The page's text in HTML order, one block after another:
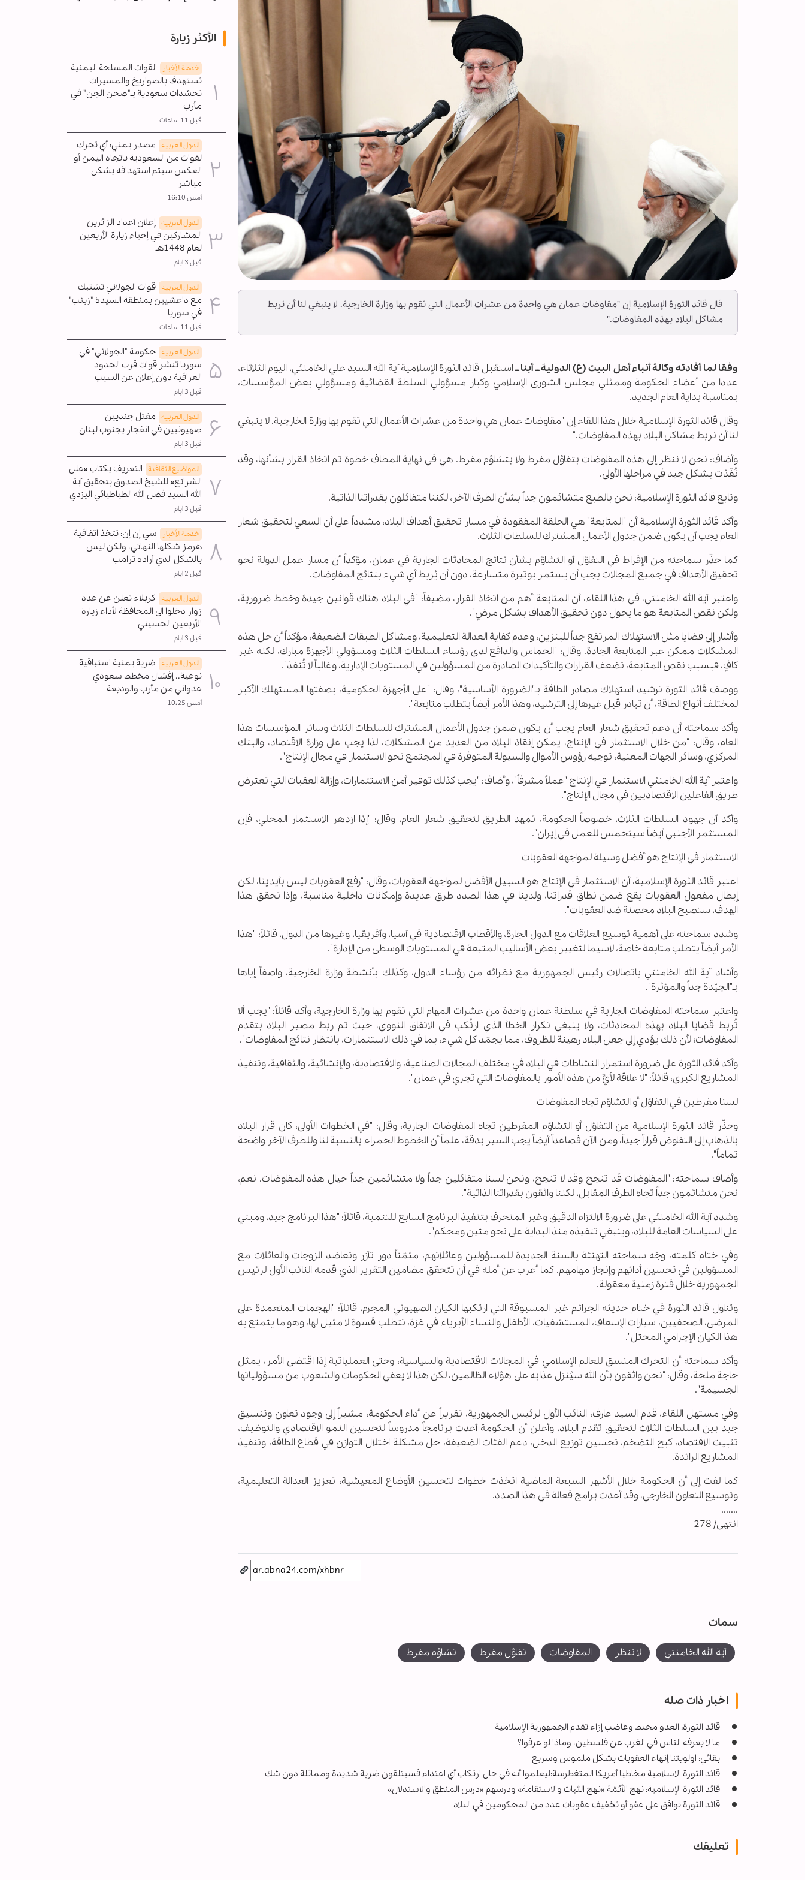
قال قائد الثورة الإسلامية إن "مقاوضات عمان هي واحدة من عشرات الأعمال التي تقوم بها وزارة الخارجية. لا ينبغي لنا أن نربط
مشاكل البلاد بهذه المفاوضات."
وفقا لما أفادته وكالة أنباء أهل البيت (ع) الدولية ــ أبنا ــاستقبل قائد الثورة الإسلامية آية الله السيد علي الخامنئي، اليوم الثلاثاء،
عددا من أعضاء الحكومة وممثلي مجلس الشورى الإسلامي وكبار مسؤولي السلطة القضائية ومسؤولي بعض المؤسسات،
بمناسبة بداية العام الجديد.
وقال قائد الثورة الإسلامية خلال هذا اللقاء إن "مقاوضات عمان هي واحدة من عشرات الأعمال التي تقوم بها وزارة الخارجية. لا ينبغي
لنا أن نربط مشاكل البلاد بهذه المفاوضات."
وأضاف: نحن لا ننظر إلى هذه المفاوضات بتفاؤل مفرط ولا بتشاؤم مفرط. هي في نهاية المطاف خطوة تم اتخاذ القرار بشأنها، وقد
نُفّذت بشكل جيد في مراحلها الأولى.
وتابع قائد الثورة الإسلامية: نحن بالطبع متشائمون جداً بشأن الطرف الآخر، لكننا متفائلون بقدراتنا الذاتية.
وأكد قائد الثورة الإسلامية أن "المتابعة" هي الحلقة المفقودة في مسار تحقيق أهداف البلاد، مشدداً على أن السعي لتحقيق شعار
العام يجب أن يكون ضمن جدول الأعمال المشترك للسلطات الثلاث.
كما حذّر سماحته من الإفراط في التفاؤل أو التشاؤم بشأن نتائج المحادثات الجارية في عمان، مؤكداً أن مسار عمل الدولة نحو
تحقيق الأهداف في جميع المجالات يجب أن يستمر بوتيرة متسارعة، دون أن يُربط أي شيء بنتائج المفاوضات.
واعتبر آية الله الخامنئي، في هذا اللقاء، أن المتابعة أهم من اتخاذ القرار، مضيفاً: "في البلاد هناك قوانين جيدة وخطط ضرورية،
ولكن نقص المتابعة هو ما يحول دون تحقيق الأهداف بشكل مرضٍ".
وأشار إلى قضايا مثل الاستهلاك المرتفع جداً للبنزين، وعدم كفاية العدالة التعليمية، ومشاكل الطبقات الضعيفة، مؤكداً أن حل هذه
المشكلات ممكن عبر المتابعة الجادة. وقال: "الحماس والدافع لدى رؤساء السلطات الثلاث ومسؤولي الأجهزة مبارك، لكنه غير
كافٍ، فبسبب نقص المتابعة، تضعف القرارات والتأكيدات الصادرة من المسؤولين في المستويات الإدارية، وغالباً لا تُنفذ".
ووصف قائد الثورة ترشيد استهلاك مصادر الطاقة بـ"الضرورة الأساسية"، وقال: "على الأجهزة الحكومية، بصفتها المستهلك الأكبر
لمختلف أنواع الطاقة، أن تبادر قبل غيرها إلى الترشيد، وهذا الأمر أيضاً يتطلب متابعة".
وأكد سماحته أن دعم تحقيق شعار العام يجب أن يكون ضمن جدول الأعمال المشترك للسلطات الثلاث وسائر المؤسسات هذا
العام، وقال: "من خلال الاستثمار في الإنتاج، يمكن إنقاذ البلاد من العديد من المشكلات، لذا يجب على وزارة الاقتصاد، والبنك
المركزي، وسائر الجهات المعنية، توجيه رؤوس الأموال والسيولة المتوفرة في المجتمع نحو الاستثمار في مجال الإنتاج".
واعتبر آية الله الخامنئي الاستثمار في الإنتاج "عملاً مشرفاً"، وأضاف: "يجب كذلك توفير أمن الاستثمارات، وإزالة العقبات التي تعترض
طريق الفاعلين الاقتصاديين في مجال الإنتاج".
وأكد أن جهود السلطات الثلاث، خصوصاً الحكومة، تمهد الطريق لتحقيق شعار العام، وقال: "إذا ازدهر الاستثمار المحلي، فإن
المستثمر الأجنبي أيضاً سيتحمس للعمل في إيران".
الاستثمار في الإنتاج هو أفضل وسيلة لمواجهة العقوبات
اعتبر قائد الثورة الإسلامية، أن الاستثمار في الإنتاج هو السبيل الأفضل لمواجهة العقوبات، وقال: "رفع العقوبات ليس بأيدينا، لكن
إبطال مفعول العقوبات يقع ضمن نطاق قدراتنا، ولدينا في هذا الصدد طرق عديدة وإمكانات داخلية مناسبة، وإذا تحقق هذا
الهدف، ستصبح البلاد محصنة ضد العقوبات".
وشدد سماحته على أهمية توسيع العلاقات مع الدول الجارة، والأقطاب الاقتصادية في آسيا، وأفريقيا، وغيرها من الدول، قائلاً: "هذا
الأمر أيضاً يتطلب متابعة خاصة، لاسيما لتغيير بعض الأساليب المتبعة في المستويات الوسطى من الإدارة".
وأشاد آية الله الخامنئي باتصالات رئيس الجمهورية مع نظرائه من رؤساء الدول، وكذلك بأنشطة وزارة الخارجية، واصفاً إياها
بـ"الجيّدة جداً والمؤثرة".
واعتبر سماحته المفاوضات الجارية في سلطنة عمان واحدة من عشرات المهام التي تقوم بها وزارة الخارجية، وأكد قائلاً: "يجب ألا
تُربط قضايا البلاد بهذه المحادثات، ولا ينبغي تكرار الخطأ الذي ارتُكب في الاتفاق النووي، حيث تم ربط مصير البلاد بتقدم
المفاوضات؛ لأن ذلك يؤدي إلى جعل البلاد رهينة للظروف، مما يجمّد كل شيء، بما في ذلك الاستثمارات، بانتظار نتائج المفاوضات".
وأكد قائد الثورة على ضرورة استمرار النشاطات في البلاد في مختلف المجالات الصناعية، والاقتصادية، والإنشائية، والثقافية، وتنفيذ
المشاريع الكبرى، قائلاً: "لا علاقة لأيٍّ من هذه الأمور بالمفاوضات التي تجري في عمان".
لسنا مفرطين في التفاؤل أو التشاؤم تجاه المفاوضات
وحذّر قائد الثورة الإسلامية من التفاؤل أو التشاؤم المفرطين تجاه المفاوضات الجارية، وقال: "في الخطوات الأولى، كان قرار البلاد
بالذهاب إلى التفاوض قراراً جيداً، ومن الآن فصاعداً أيضاً يجب السير بدقة، علماً أن الخطوط الحمراء بالنسبة لنا وللطرف الآخر واضحة
تماماً".
وأضاف سماحته: "المفاوضات قد تنجح وقد لا تنجح، ونحن لسنا متفائلين جداً ولا متشائمين جداً حيال هذه المفاوضات. نعم،
نحن متشائمون جداً تجاه الطرف المقابل، لكننا واثقون بقدراتنا الذاتية".
وشدد آية الله الخامنئي على ضرورة الالتزام الدقيق وغير المنحرف بتنفيذ البرنامج السابع للتنمية، قائلاً: "هذا البرنامج جيد، ومبني
على السياسات العامة للبلاد، وينبغي تنفيذه منذ البداية على نحو متين ومحكم".
وفي ختام كلمته، وجّه سماحته التهنئة بالسنة الجديدة للمسؤولين وعائلاتهم، مثمّناً دور تآزر وتعاضد الزوجات والعائلات مع
المسؤولين في تحسين أدائهم وإنجاز مهامهم. كما أعرب عن أمله في أن تتحقق مضامين التقرير الذي قدمه النائب الأول لرئيس
الجمهورية خلال فترة زمنية معقولة.
وتناول قائد الثورة في ختام حديثه الجرائم غير المسبوقة التي ارتكبها الكيان الصهيوني المجرم، قائلاً: "الهجمات المتعمدة على
المرضى، الصحفيين، سيارات الإسعاف، المستشفيات، الأطفال والنساء الأبرياء في غزة، تتطلب قسوة لا مثيل لها، وهو ما يتمتع به
هذا الكيان الإجرامي المحتل".
وأكد سماحته أن التحرك المنسق للعالم الإسلامي في المجالات الاقتصادية والسياسية، وحتى العملياتية إذا اقتضى الأمر، يمثل
حاجة ملحة، وقال: "نحن واثقون بأن الله سيُنزل عذابه على هؤلاء الظالمين، لكن هذا لا يعفي الحكومات والشعوب من مسؤولياتها
الجسيمة".
وفي مستهل اللقاء، قدم السيد عارف، النائب الأول لرئيس الجمهورية، تقريراً عن أداء الحكومة، مشيراً إلى وجود تعاون وتنسيق
جيد بين السلطات الثلاث لتحقيق تقدم البلاد، وأعلن أن الحكومة أعدت برنامجاً مدروساً لتحسين النمو الاقتصادي والتوظيف،
تثبيت الاقتصاد، كبح التضخم، تحسين توزيع الدخل، دعم الفئات الضعيفة، حل مشكلة اختلال التوازن في قطاع الطاقة، وتنفيذ
المشاريع الرائدة.
كما لفت إلى أن الحكومة خلال الأشهر السبعة الماضية اتخذت خطوات لتحسين الأوضاع المعيشية، تعزيز العدالة التعليمية،
وتوسيع التعاون الخارجي، وقد أعدت برامج فعالة في هذا الصدد.
.......
انتهى/ 278
سمات
آية الله الخامنئي لا ننظر المفاوضات تفاؤل مفرط تشاؤم مفرط
اخبار ذات صله
قائد الثورة: العدو محبط وغاضب إزاء تقدم الجمهورية الإسلامية
ما لا يعرفه الناس في الغرب عن فلسطين، وماذا لو عرفوا؟
بقائي: اولويتنا إنهاء العقوبات بشكل ملموس وسريع
قائد الثورة الاسلامية مخاطبا أمريكا المتغطرسة:ليعلموا أنه في حال ارتكاب أي اعتداء فسيتلقون ضربة شديدة ومماثلة دون شك
قائد الثورة الإسلامية: نهج الأئمّة «نهج الثبات والاستقامة» ودرسهم «درس المنطق والاستدلال»
قائد الثورة يوافق على عفو أو تخفيف عقوبات عدد من المحكومين في البلاد
تعليقك
الأكثر زيارة
خدمة الأخبار
القوات المسلحة اليمنية
تستهدف بالصواريخ والمسيرات
تحشدات سعودية بـ"صحن الجن" في
مأرب
قبل 11 ساعات
الدول العربیه مصدر يمني: أي تحرك
لقوات من السعودية باتجاه اليمن أو
العكس سيتم استهدافه بشكل
مباشر
أمس 16:10
الدول العربیه إعلان أعداد الزائرين
المشاركين في إحياء زيارة الأربعين
لعام 1448هـ
قبل 3 ايام
الدول العربیه قوات الجولاني تشتبك
مع داعشيين بمنطقة السيدة "زينب"
في سوريا
قبل 11 ساعات
الدول العربیه حكومة "الجولاني" في
سوريا تنشر قوات قرب الحدود
العراقية دون إعلان عن السبب
قبل 3 ايام
الدول العربیه مقتل جنديين
صهيونيين في انفجار بجنوب لبنان
قبل 3 ايام
المواضیع الثقافية التعريف بكتاب «علل
الشرائع» للشيخ الصدوق بتحقيق آية
الله السيد فضل الله الطباطبائي اليزدي
قبل 3 ايام
خدمة الأخبار
سي إن إن: تتخذ اتفاقية
هرمز شكلها النهائي، ولكن ليس
بالشكل الذي أراده ترامب
قبل 2 ايام
الدول العربیه كربلاء تعلن عن عدد
زوار دخلوا الى المحافظة لأداء زيارة
الأربعين الحسيني
قبل 3 ايام
الدول العربیه ضربة يمنية استباقية
نوعية.. إفشال مخطط سعودي
عدواني من مأرب والوديعة
أمس 10:25